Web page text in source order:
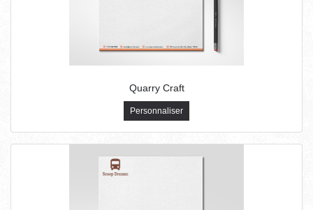
Quarry Craft
Personnaliser